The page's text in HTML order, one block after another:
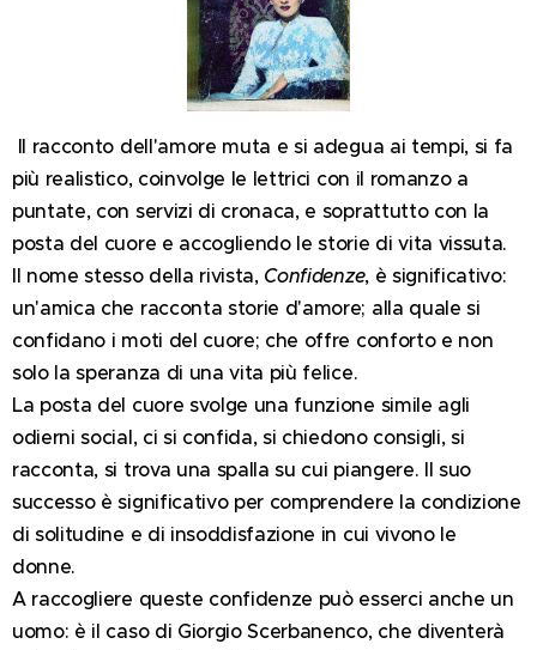
Il racconto dell'amore muta e si adegua ai tempi, si fa
più realistico, coinvolge le lettrici con il romanzo a
puntate, con servizi di cronaca, e soprattutto con la
posta del cuore e accogliendo le storie di vita vissuta.
Il nome stesso della rivista, Confidenze, è significativo:
un'amica che racconta storie d'amore; alla quale si
confidano i moti del cuore; che offre conforto e non
solo la speranza di una vita più felice.
La posta del cuore svolge una funzione simile agli
odierni social, ci si confida, si chiedono consigli, si
racconta, si trova una spalla su cui piangere. Il suo
successo è significativo per comprendere la condizione
di solitudine e di insoddisfazione in cui vivono le
donne.
A raccogliere queste confidenze può esserci anche un
uomo: è il caso di Giorgio Scerbanenco, che diventerà